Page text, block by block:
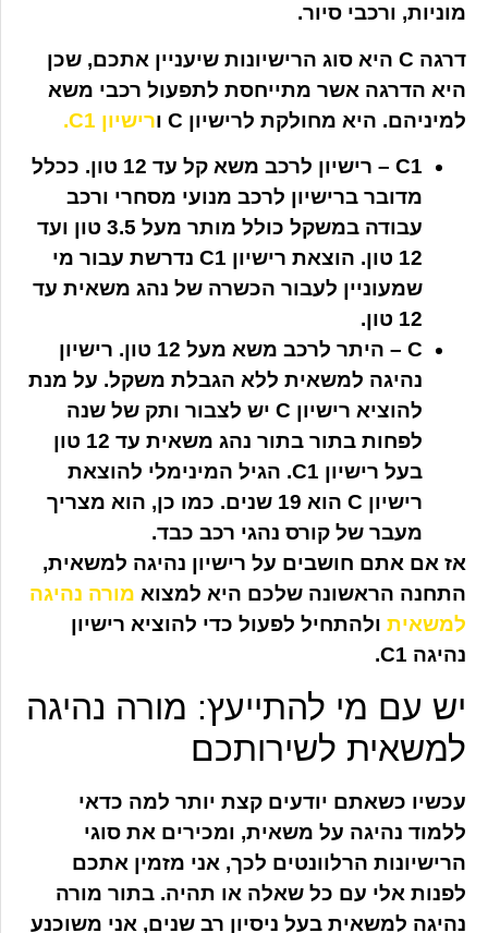
מוניות, ורכבי סיור.
דרגה C היא סוג הרישיונות שיעניין אתכם, שכן
היא הדרגה אשר מתייחסת לתפעול רכבי משא
למיניהם. היא מחולקת לרישיון C ו
רישיון C1.
C1 – רישיון לרכב משא קל עד 12 טון. ככלל
מדובר ברישיון לרכב מנועי מסחרי ורכב
עבודה במשקל כולל מותר מעל 3.5 טון ועד
12 טון. הוצאת רישיון C1 נדרשת עבור מי
שמעוניין לעבור הכשרה של נהג משאית עד
12 טון.
C – היתר לרכב משא מעל 12 טון. רישיון
נהיגה למשאית ללא הגבלת משקל. על מנת
להוציא רישיון C יש לצבור ותק של שנה
לפחות בתור בתור נהג משאית עד 12 טון
בעל רישיון C1. הגיל המינימלי להוצאת
רישיון C הוא 19 שנים. כמו כן, הוא מצריך
מעבר של קורס נהגי רכב כבד.
אז אם אתם חושבים על רישיון נהיגה למשאית,
התחנה הראשונה שלכם היא למצוא מורה נהיגה
למשאית ולהתחיל לפעול כדי להוציא רישיון
נהיגה C1.
יש עם מי להתייעץ: מורה נהיגה
למשאית לשירותכם
עכשיו כשאתם יודעים קצת יותר למה כדאי
ללמוד נהיגה על משאית, ומכירים את סוגי
הרישיונות הרלוונטים לכך, אני מזמין אתכם
לפנות אלי עם כל שאלה או תהיה. בתור מורה
נהיגה למשאית בעל ניסיון רב שנים, אני משוכנע